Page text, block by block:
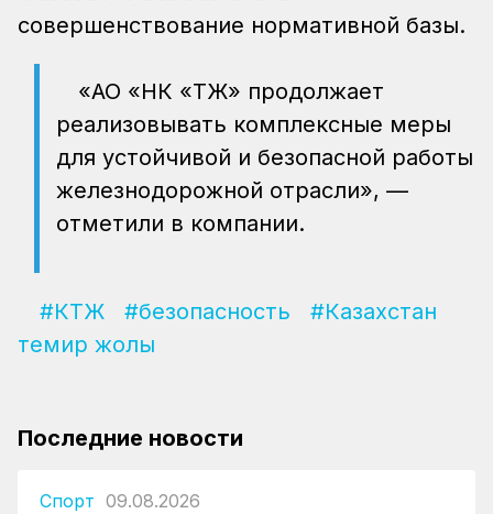
совершенствование нормативной базы.
«АО «НК «ҚТЖ» продолжает
реализовывать комплексные меры
для устойчивой и безопасной работы
железнодорожной отрасли», —
отметили в компании.
#КТЖ #безопасность
#Казахстан
темир жолы
Последние новости
Спорт 09.08.2026